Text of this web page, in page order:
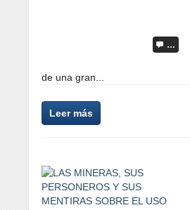
…
de una gran...
Leer más